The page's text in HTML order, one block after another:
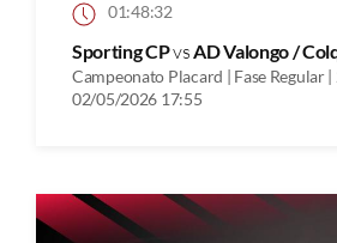
01:48:32
Sporting CPvsAD Valongo /
Campeonato Placard | Fase Regular |
02/05/2026 17:55